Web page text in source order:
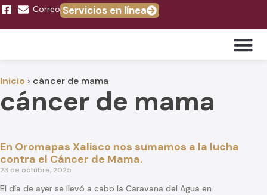
Correo Servicios en línea
Inicio › cáncer de mama
cáncer de mama
En Oromapas Xalisco nos sumamos a la lucha
contra el Cáncer de Mama.
23 de octubre, 2025
El día de ayer se llevó a cabo la Caravana del Agua en